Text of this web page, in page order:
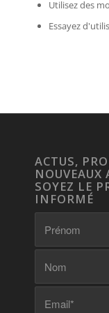
Utilisez des
Essayez
ACTUS,
NOUVEAUX
SOYEZ LE
INFORMÉ